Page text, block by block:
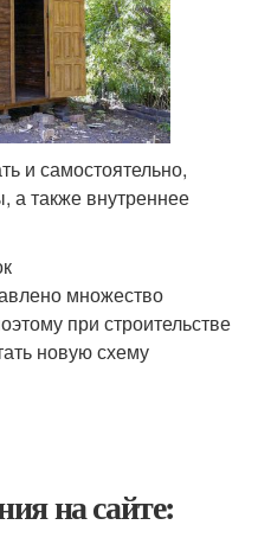
и самостоятельно,
а также внутреннее
множество
при строительстве
новую схему
на сайте: